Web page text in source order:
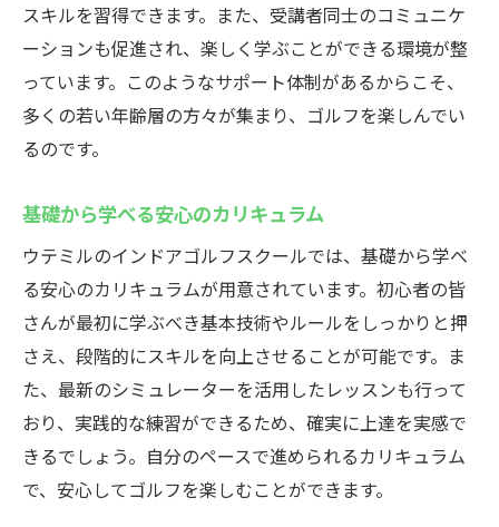
スキルを習得できます。また、受講者同士のコミュニケ
ーションも促進され、楽しく学ぶことができる環境が整
っています。このようなサポート体制があるからこそ、
多くの若い年齢層の方々が集まり、ゴルフを楽しんでい
るのです。
基礎から学べる安心のカリキュラム
ウテミルのインドアゴルフスクールでは、基礎から学べ
る安心のカリキュラムが用意されています。初心者の皆
さんが最初に学ぶべき基本技術やルールをしっかりと押
さえ、段階的にスキルを向上させることが可能です。ま
た、最新のシミュレーターを活用したレッスンも行って
おり、実践的な練習ができるため、確実に上達を実感で
きるでしょう。自分のペースで進められるカリキュラム
で、安心してゴルフを楽しむことができます。